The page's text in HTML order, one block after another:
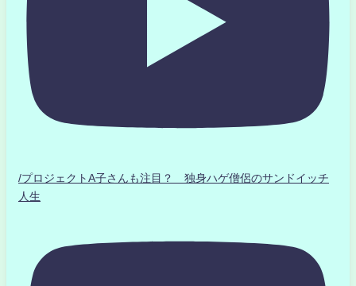
/プロジェクトA子さんも注目？ 独身ハゲ僧侶のサンドイッチ
人生